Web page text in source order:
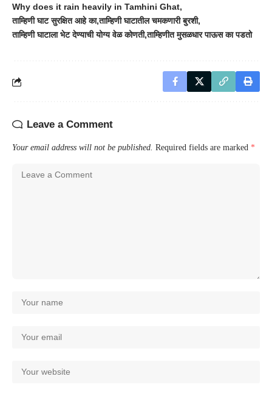
Why does it rain heavily in Tamhini Ghat
ताम्हिणी घाट सुरक्षित आहे का ताम्हिणी घाटातील चमकणारी बुरशी
ताम्हिणी घाटाला भेट देण्याची योग्य वेळ कोणती ताम्हिणीत मुसळधार पाऊस का पडतो
Leave a Comment
Your email address will not be published. Required fields are marked *